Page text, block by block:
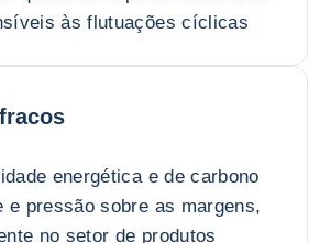
às flutuações cíclicas
energética e de carbono
e pressão sobre as margens,
no setor de produtos